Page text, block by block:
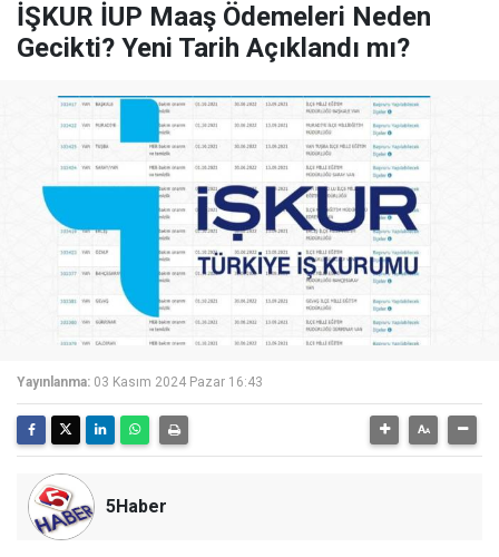
İŞKUR İUP Maaş Ödemeleri Neden
Gecikti? Yeni Tarih Açıklandı mı?
Yayınlanma: 03 Kasım 2024 Pazar 16:43
5Haber